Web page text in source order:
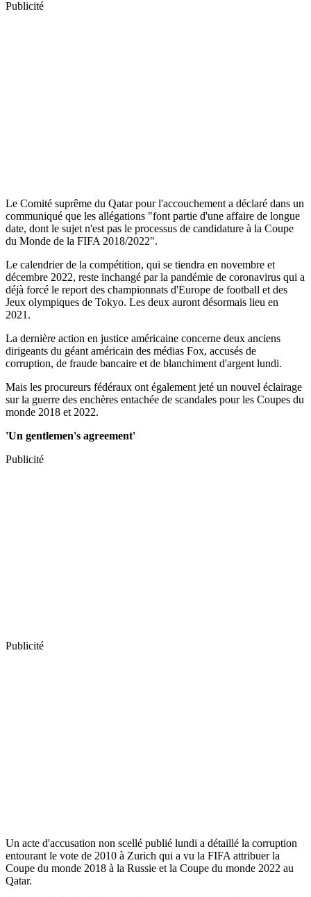
Publicité
Le Comité suprême du Qatar pour l'accouchement a déclaré dans un
communiqué que les allégations "font partie d'une affaire de longue
date, dont le sujet n'est pas le processus de candidature à la Coupe
du Monde de la FIFA 2018/2022".
Le calendrier de la compétition, qui se tiendra en novembre et
décembre 2022, reste inchangé par la pandémie de coronavirus qui a
déjà forcé le report des championnats d'Europe de football et des
Jeux olympiques de Tokyo. Les deux auront désormais lieu en
2021.
La dernière action en justice américaine concerne deux anciens
dirigeants du géant américain des médias Fox, accusés de
corruption, de fraude bancaire et de blanchiment d'argent lundi.
Mais les procureurs fédéraux ont également jeté un nouvel éclairage
sur la guerre des enchères entachée de scandales pour les Coupes du
monde 2018 et 2022.
'Un gentlemen's agreement'
Publicité
Publicité
Un acte d'accusation non scellé publié lundi a détaillé la corruption
entourant le vote de 2010 à Zurich qui a vu la FIFA attribuer la
Coupe du monde 2018 à la Russie et la Coupe du monde 2022 au
Qatar.